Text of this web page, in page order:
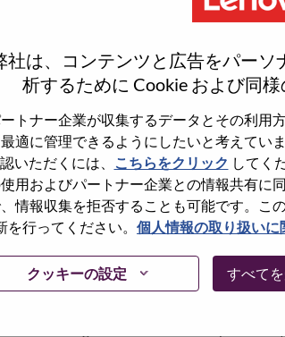
社は、コンテンツと広告をパー
析するために Cookie および同様
トナー企業が収集するデータとその利用
適に管理できるようにしたいと考えてい
いただくには、
こちらをクリック してく
用およびパートナー企業との情報共有に
情報収集を拒否することも可能です。こ
を行ってください。 個人情報の取り扱い
クッキーの設定 すべて
We own what we do. We WOW our
technology powerhouse, ranked #153
every day in 180 markets. Focused on a
built on its success as the world’s largest
and AI-optimized devices (PCs,
edge, high performance computing and
services. Lenovo’s continued investment
trustworthy, and smarter future for
exchange under Lenovo Group Limited